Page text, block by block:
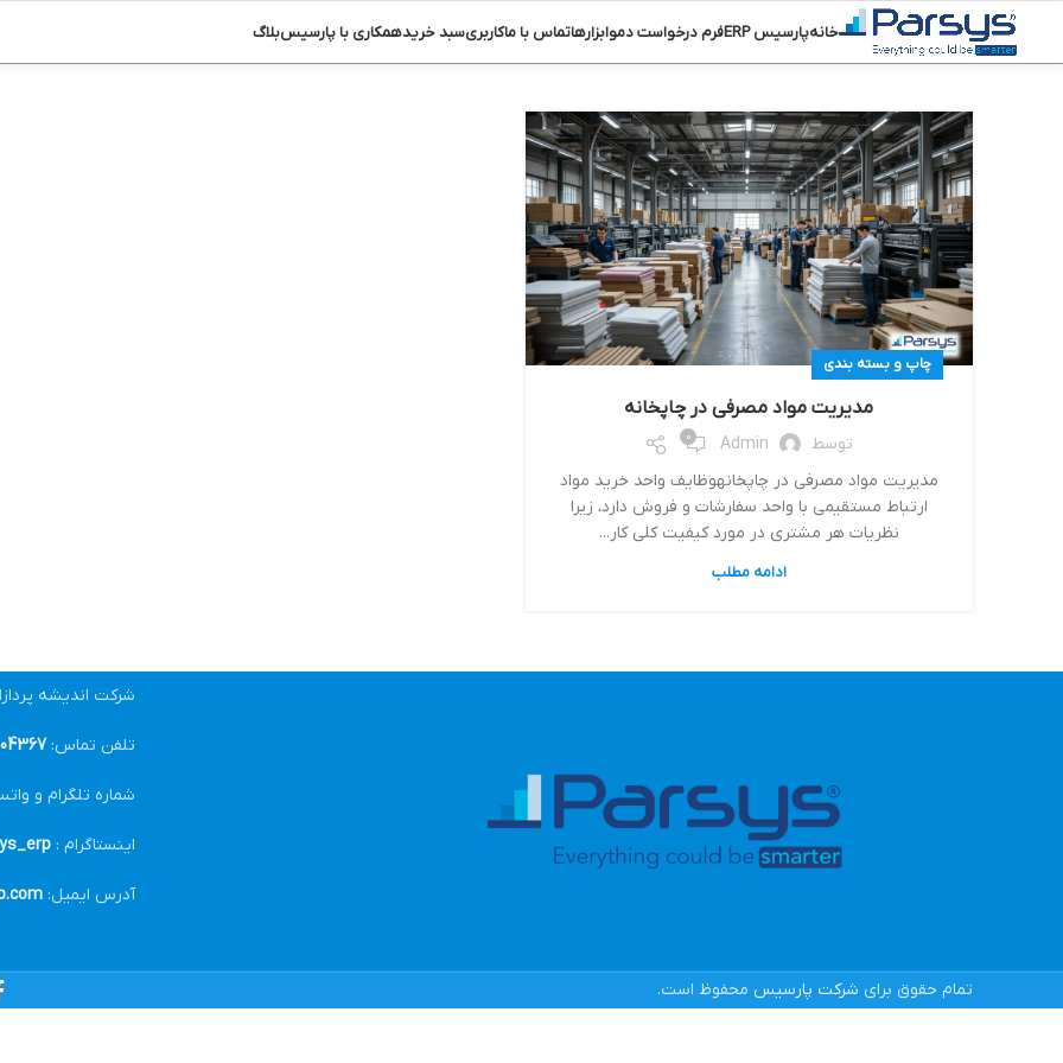
خانهپارسیس ERP فرم درخواست دموابزارهاتماس با ماکاربریسبد خریدهمکاری با پارسیسبلاگ
چاپ و بسته بندی
مدیریت مواد مصرفی در چاپخانه
توسط Admin
0
مدیریت مواد مصرفی در چاپخانهوظایف واحد خرید مواد
ارتباط مستقیمی با واحد سفارشات و فروش دارد، زیرا
نظریات هر مشتری در مورد کیفیت کلی کار...
ادامه مطلب
شرکت اندیشه
تلفن تماس:021
شماره تلگرام و
اینستاگرام :
آدرس ایمیل:
تمام حقوق برای شرکت پارسیس محفوظ است.